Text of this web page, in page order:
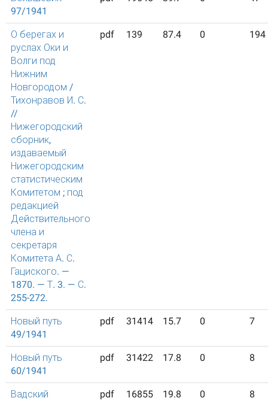
97/1941
О берегах и
руслах Оки и
Волги под
Нижним
Новгородом /
Тихонравов И. С.
//
Нижегородский
сборник,
издаваемый
Нижегородским
статистическим
Комитетом ; под
редакцией
Действительного
члена и
секретаря
Комитета А. С.
Гациского. —
1870. — Т. 3. — С.
255-272.
pdf 139 87.4 0 194
Новый путь
49/1941
pdf 31414 15.7 0 7
Новый путь
60/1941
pdf 31422 17.8 0 8
Вадский pdf 16855 19.8 0 8